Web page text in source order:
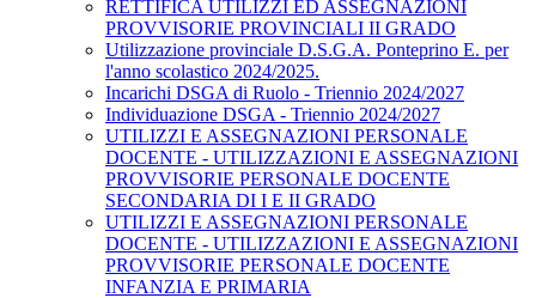
RETTIFICA UTILIZZI ED ASSEGNAZIONI
PROVVISORIE PROVINCIALI II GRADO
Utilizzazione provinciale D.S.G.A. Ponteprino E. per
l'anno scolastico 2024/2025.
Incarichi DSGA di Ruolo - Triennio 2024/2027
Individuazione DSGA - Triennio 2024/2027
UTILIZZI E ASSEGNAZIONI PERSONALE
DOCENTE - UTILIZZAZIONI E ASSEGNAZIONI
PROVVISORIE PERSONALE DOCENTE
SECONDARIA DI I E II GRADO
UTILIZZI E ASSEGNAZIONI PERSONALE
DOCENTE - UTILIZZAZIONI E ASSEGNAZIONI
PROVVISORIE PERSONALE DOCENTE
INFANZIA E PRIMARIA